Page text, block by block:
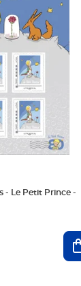
- Le Petit Prince -